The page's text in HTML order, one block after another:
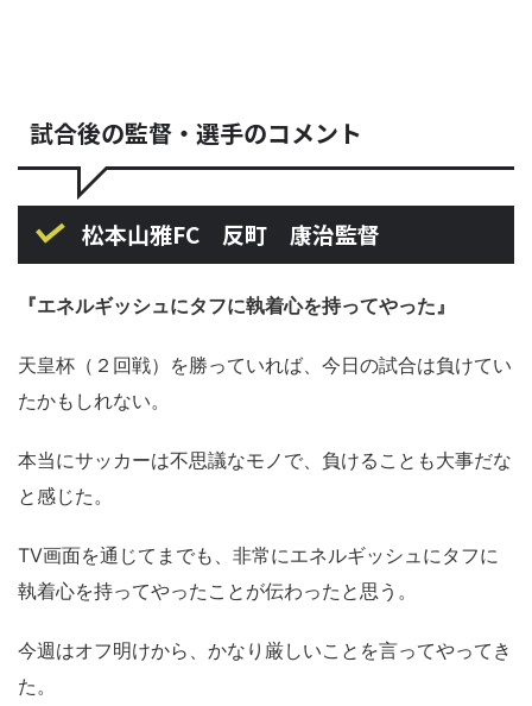
試合後の監督・選手のコメント
松本山雅FC 反町 康治監督
『エネルギッシュにタフに執着心を持ってやった』
天皇杯（２回戦）を勝っていれば、今日の試合は負けてい
たかもしれない。
本当にサッカーは不思議なモノで、負けることも大事だな
と感じた。
TV画面を通じてまでも、非常にエネルギッシュにタフに
執着心を持ってやったことが伝わったと思う。
今週はオフ明けから、かなり厳しいことを言ってやってき
た。